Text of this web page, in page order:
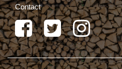
Contact